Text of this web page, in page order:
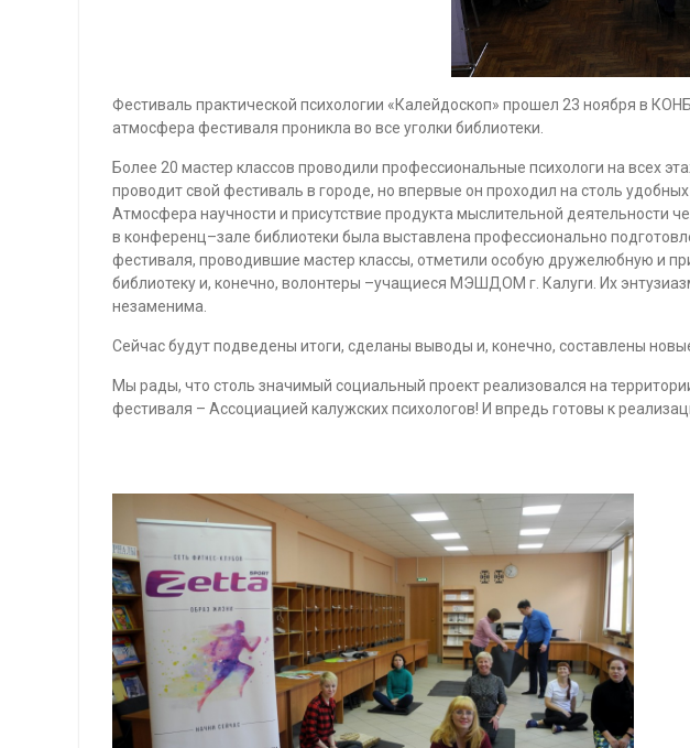
Фестиваль практической психологии «Калейдоскоп» прошел 23 ноября в
атмосфера фестиваля проникла во все уголки библиотеки.
Более 20 мастер классов проводили профессиональные психологи на всех
проводит свой фестиваль в городе, но впервые он проходил на столь
Атмосфера научности и присутствие продукта мыслительной деятельности
в конференц–зале библиотеки была выставлена профессионально
фестиваля, проводившие мастер классы, отметили особую дружелюбную и
библиотеку и, конечно, волонтеры –учащиеся МЭШДОМ г. Калуги. Их
незаменима.
Сейчас будут подведены итоги, сделаны выводы и, конечно, составлены
Мы рады, что столь значимый социальный проект реализовался на
фестиваля – Ассоциацией калужских психологов! И впредь готовы к